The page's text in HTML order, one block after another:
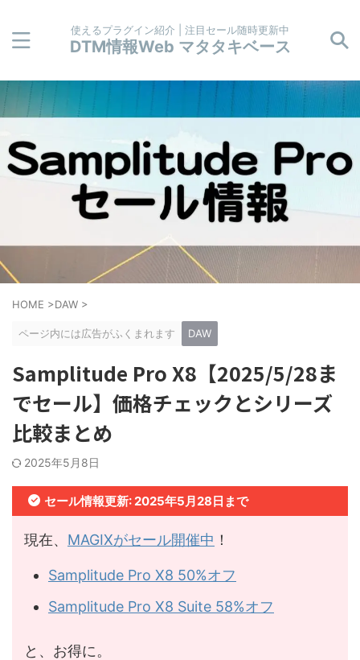
使えるプラグイン紹介 | 注目セール随時更新中
DTM情報Web マタタキベース
HOME >DAW >
ページ内には広告がふくまれます DAW
Samplitude Pro X8【2025/5/28ま
でセール】価格チェックとシリーズ
比較まとめ
2025年5月8日
セール情報更新: 2025年5月28日まで
現在、 MAGIXがセール開催中 ！
Samplitude Pro X8 50%オフ
Samplitude Pro X8 Suite 58%オフ
と、お得に。